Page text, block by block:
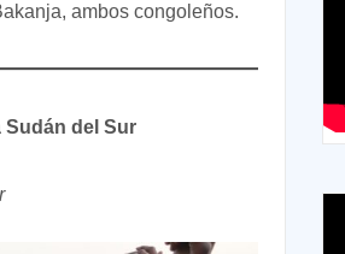
ambos congoleños.
Sudán del Sur